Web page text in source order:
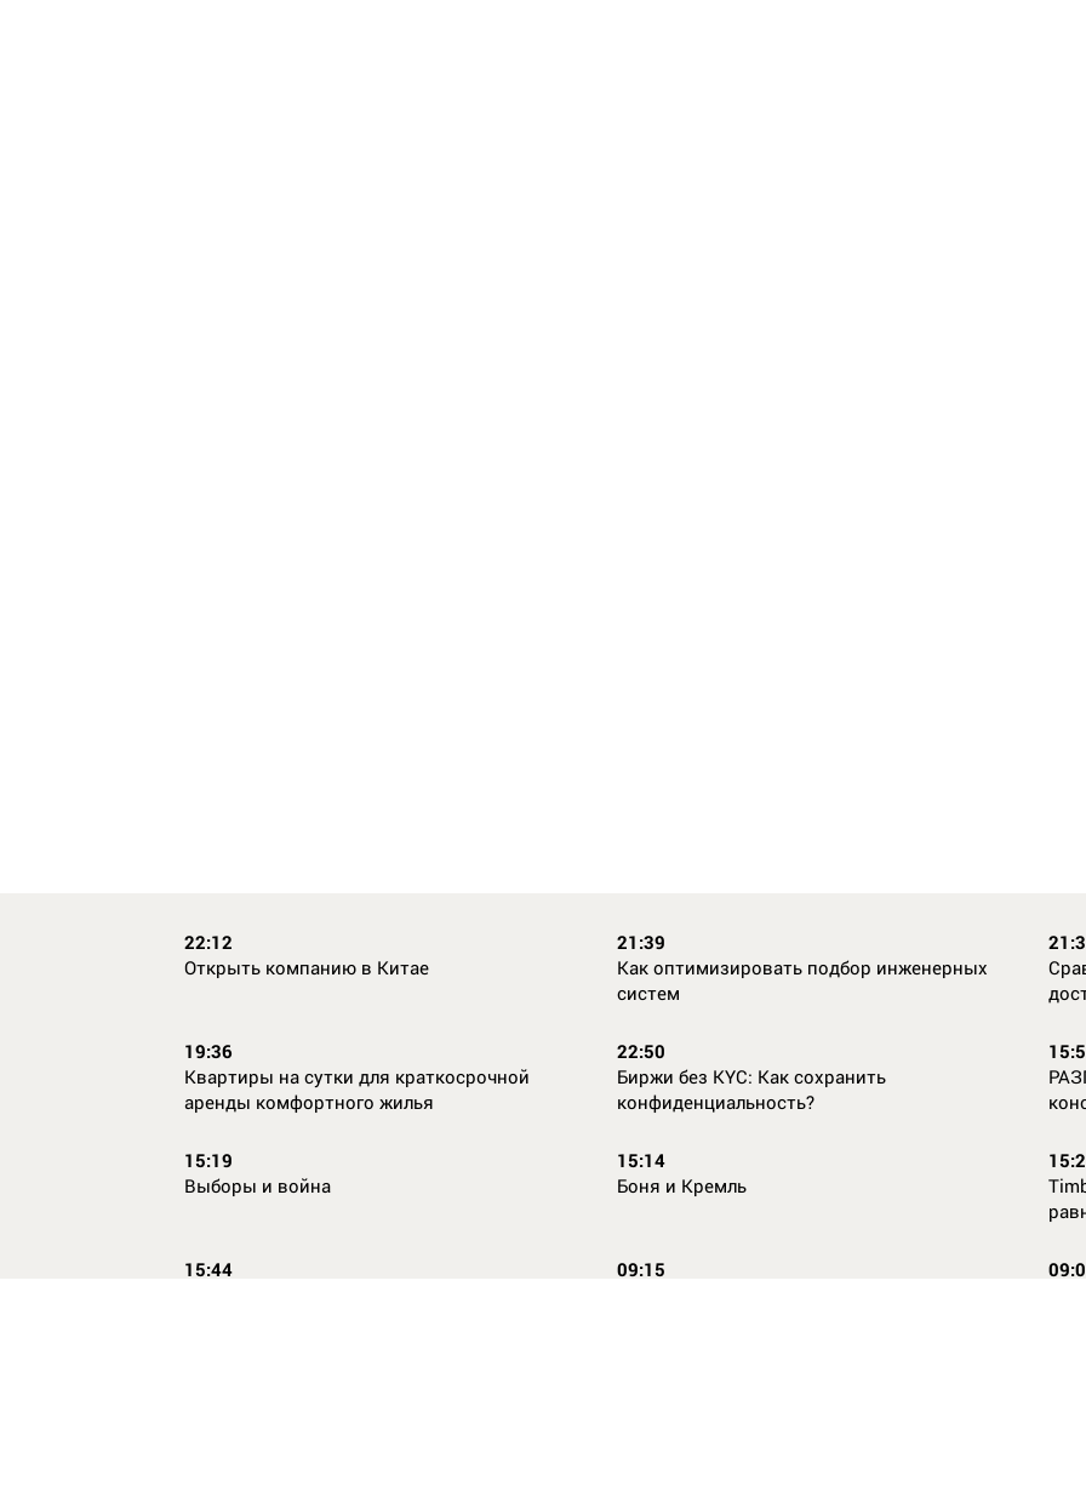
22:12
Открыть компанию в Китае
21:39
Как оптимизировать подбор инженерных
систем
19:36
Квартиры на сутки для краткосрочной
аренды комфортного жилья
22:50
Биржи без KYC: Как сохранить
конфиденциальность?
15:19
Выборы и война
15:14
Боня и Кремль
15:44
09:15